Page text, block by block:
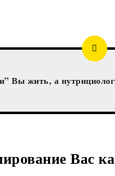
Вы жить, а
Вас